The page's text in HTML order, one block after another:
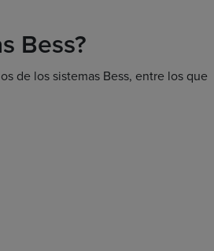
Bess?
de los sistemas Bess, entre los que